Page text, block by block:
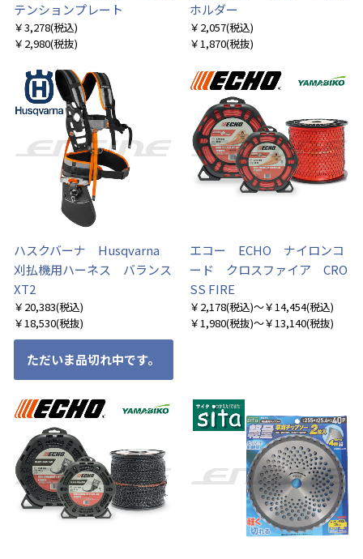
テンションプレート
￥3,278(税込)
￥2,980(税抜)
ホルダー
￥2,057(税込)
￥1,870(税抜)
ハスクバーナ Husqvarna
刈払機用ハーネス バランス
XT2
￥20,383(税込)
￥18,530(税抜)
ただいま品切れ中です。
エコー ECHO ナイロンコ
ード クロスファイア CRO
SS FIRE
￥2,178(税込)～￥14,454(税込)
￥1,980(税抜)～￥13,140(税抜)